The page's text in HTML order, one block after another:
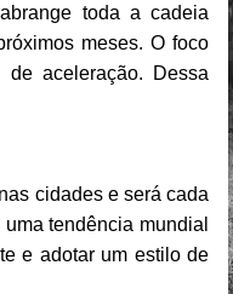
toda a cadeia
meses. O foco
aceleração. Dessa
cidades e será cada
tendência mundial
e adotar um estilo de